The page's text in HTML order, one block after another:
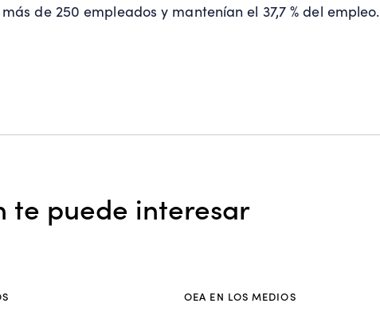
de 250 empleados y mantenían el 37,7 % del empleo.
te puede interesar
OEA EN LOS MEDIOS